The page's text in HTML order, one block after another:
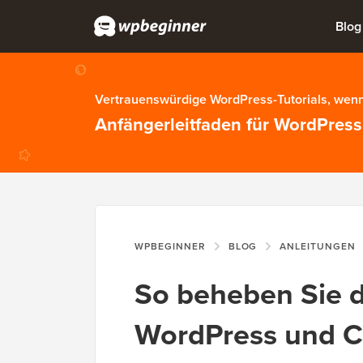
Blog
Vertrauenswürdige WordPress-Tutorials,
Anfängerleitfaden für WordPress
WPBEGINNER BLOG ANLEITUNGEN
So beheben Sie
WordPress und